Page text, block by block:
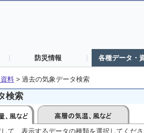
防災情報 各種データ・
料 > 過去の気象データ検索
検索
て、表示するデータの種類を選択してくだ